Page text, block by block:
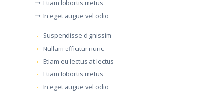
Etiam lobortis metus
In eget augue vel odio
Suspendisse dignissim
Nullam efficitur nunc
Etiam eu lectus at lectus
Etiam lobortis metus
In eget augue vel odio